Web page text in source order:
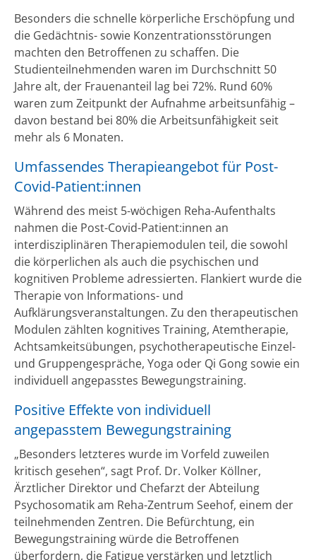
Besonders die schnelle körperliche Erschöpfung und
die Gedächtnis- sowie Konzentrationsstörungen
machten den Betroffenen zu schaffen. Die
Studienteilnehmenden waren im Durchschnitt 50
Jahre alt, der Frauenanteil lag bei 72%. Rund 60%
waren zum Zeitpunkt der Aufnahme arbeitsunfähig –
davon bestand bei 80% die Arbeitsunfähigkeit seit
mehr als 6 Monaten.
Umfassendes Therapieangebot für Post-
Covid-Patient:innen
Während des meist 5-wöchigen Reha-Aufenthalts
nahmen die Post-Covid-Patient:innen an
interdisziplinären Therapiemodulen teil, die sowohl
die körperlichen als auch die psychischen und
kognitiven Probleme adressierten. Flankiert wurde die
Therapie von Informations- und
Aufklärungsveranstaltungen. Zu den therapeutischen
Modulen zählten kognitives Training, Atemtherapie,
Achtsamkeitsübungen, psychotherapeutische Einzel-
und Gruppengespräche, Yoga oder Qi Gong sowie ein
individuell angepasstes Bewegungstraining.
Positive Effekte von individuell
angepasstem Bewegungstraining
„Besonders letzteres wurde im Vorfeld zuweilen
kritisch gesehen“, sagt Prof. Dr. Volker Köllner,
Ärztlicher Direktor und Chefarzt der Abteilung
Psychosomatik am Reha-Zentrum Seehof, einem der
teilnehmenden Zentren. Die Befürchtung, ein
Bewegungstraining würde die Betroffenen
überfordern, die Fatigue verstärken und letztlich